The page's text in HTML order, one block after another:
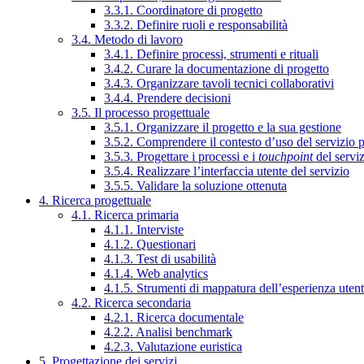
3.3.1. Coordinatore di progetto
3.3.2. Definire ruoli e responsabilità
3.4. Metodo di lavoro
3.4.1. Definire processi, strumenti e rituali
3.4.2. Curare la documentazione di progetto
3.4.3. Organizzare tavoli tecnici collaborativi
3.4.4. Prendere decisioni
3.5. Il processo progettuale
3.5.1. Organizzare il progetto e la sua gestione
3.5.2. Comprendere il contesto d’uso del servizio
3.5.3. Progettare i processi e i touchpointdel
3.5.4. Realizzare l’interfaccia utente del servizio
3.5.5. Validare la soluzione ottenuta
4. Ricerca progettuale
4.1. Ricerca primaria
4.1.1. Interviste
4.1.2. Questionari
4.1.3. Test di usabilità
4.1.4. Web analytics
4.1.5. Strumenti di mappatura dell’esperienza
4.2. Ricerca secondaria
4.2.1. Ricerca documentale
4.2.2. Analisi benchmark
4.2.3. Valutazione euristica
5. Progettazione dei servizi